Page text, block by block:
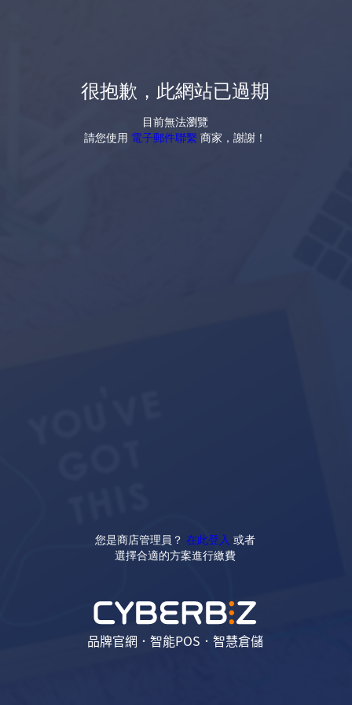
很抱歉，此網站已過期
目前無法瀏覽
請您使用 電子郵件聯繫 商家，謝謝！
您是商店管理員？ 在此登入 或者
選擇合適的方案進行繳費